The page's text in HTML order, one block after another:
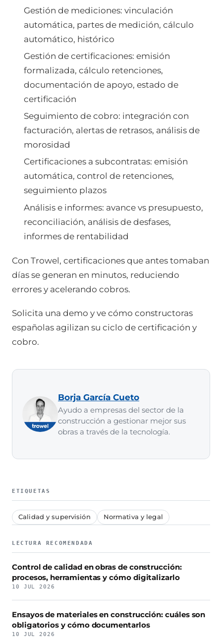
Gestión de mediciones: vinculación
automática, partes de medición, cálculo
automático, histórico
Gestión de certificaciones: emisión
formalizada, cálculo retenciones,
documentación de apoyo, estado de
certificación
Seguimiento de cobro: integración con
facturación, alertas de retrasos, análisis de
morosidad
Certificaciones a subcontratas: emisión
automática, control de retenciones,
seguimiento plazos
Análisis e informes: avance vs presupuesto,
reconciliación, análisis de desfases,
informes de rentabilidad
Con Trowel, certificaciones que antes tomaban
días se generan en minutos, reduciendo
errores y acelerando cobros.
Solicita una demo y ve cómo constructoras
españolas agilizan su ciclo de certificación y
cobro.
Borja García Cueto
Ayudo a empresas del sector de la
construcción a gestionar mejor sus
obras a través de la tecnología.
ETIQUETAS
Calidad y supervisión Normativa y legal
LECTURA RECOMENDADA
Control de calidad en obras de construcción:
procesos, herramientas y cómo digitalizarlo
10 JUL 2026
Ensayos de materiales en construcción: cuáles son
obligatorios y cómo documentarlos
10 JUL 2026